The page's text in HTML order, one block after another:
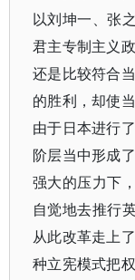
以刘坤一、张
君主专制主义
还是比较符合
的胜利，却使
由于日本进行
阶层当中形成
强大的压力下
自觉地去推行
从此改革走上
种立宪模式把